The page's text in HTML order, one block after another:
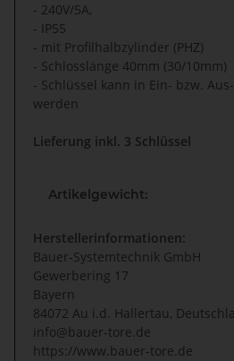
- 240V/5A,
- IP55
- mit Profilhalbzylinder (PHZ)
- Schlosslänge 40mm (30/10mm)
- Schlüssel kann in Ein- bzw.
werden
Lieferung inkl. 3 Schlüssel
Artikelgewicht:
Herstellerinformationen:
Bauer-Systemtechnik GmbH
Gewerbering 17
Bayern
84072 Au i.d. Hallertau,
info@bauer-tore.de
https://www.bauer-tore.de